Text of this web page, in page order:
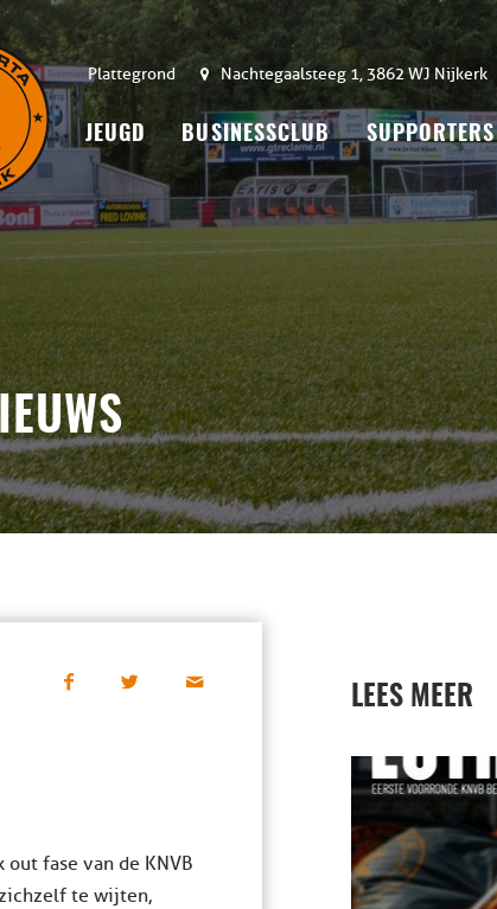
Plattegrond Nachtegaalsteeg 1, 3862 WJ Nijkerk
JEUGD BUSINESSCLUB SUPPORTERS
fase van de KNVB
te wijten,
LEES MEER